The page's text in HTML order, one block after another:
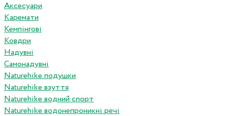
Аксесуари
Каремати
Кемпінгові
Ковдри
Надувні
Самонадувні
Naturehike подушки
Naturehike взуття
Naturehike водний спорт
Naturehike водонепроникні речі